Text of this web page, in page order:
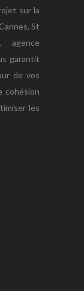
sur la
St
agence
garantit
de vos
cohésion
les